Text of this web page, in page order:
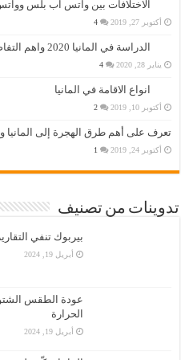
الاختلافات بين واتس اب بلس
أكتوبر 27, 2019 4
الدراسة في المانيا 2020 واهم التفاصيل عنها
يناير 28, 2020 4
انواع الاقامة في المانيا
أكتوبر 10, 2019 2
تعرف على أهم طرق الهجرة إلى المانيا
أكتوبر 24, 2019 1
تدوينات من تصنيف
بيربوك تنفي
أبريل 19, 2024
عودة الطقس
الحرارة
أبريل 19, 2024